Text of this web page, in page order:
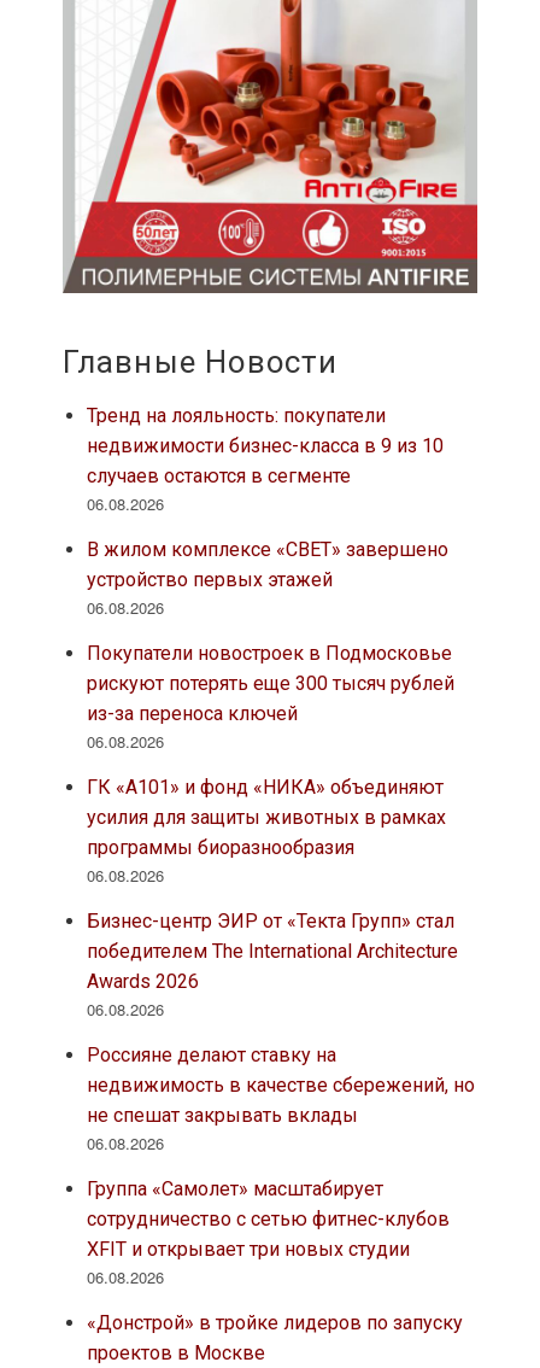
Главные Новости
Тренд на лояльность: покупатели
недвижимости бизнес-класса в 9 из 10
случаев остаются в сегменте
06.08.2026
В жилом комплексе «СВЕТ» завершено
устройство первых этажей
06.08.2026
Покупатели новостроек в Подмосковье
рискуют потерять еще 300 тысяч рублей
из-за переноса ключей
06.08.2026
ГК «А101» и фонд «НИКА» объединяют
усилия для защиты животных в рамках
программы биоразнообразия
06.08.2026
Бизнес-центр ЭИР от «Текта Групп» стал
победителем The International Architecture
Awards 2026
06.08.2026
Россияне делают ставку на
недвижимость в качестве сбережений, но
не спешат закрывать вклады
06.08.2026
Группа «Самолет» масштабирует
сотрудничество с сетью фитнес-клубов
XFIT и открывает три новых студии
06.08.2026
«Донстрой» в тройке лидеров по запуску
проектов в Москве